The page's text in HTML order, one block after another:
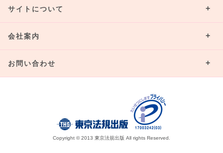
サイトについて
会社案内
お問い合わせ
Copyright © 2013 東京法規出版 All rights Reserved.